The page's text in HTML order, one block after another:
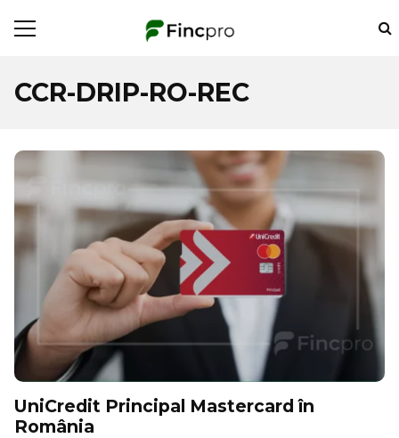
CCR-DRIP-RO-REC
UniCredit Principal Mastercard în
România